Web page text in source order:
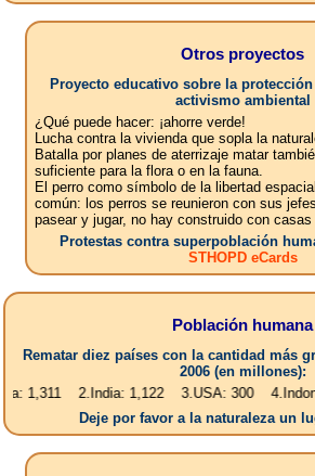
Otros proyectos
Proyecto educativo sobre la protección
activismo ambiental
¿Qué puede hacer: ¡ahorre verde!
Lucha contra la vivienda que sopla la
Batalla por planes de aterrizaje matar
suficiente para la flora o en la fauna.
El perro como símbolo de la libertad
común: los perros se reunieron con sus
pasear y jugar, no hay construido con
Protestas contra superpoblación
STHOPD eCards
Población humana
Rematar diez países con la cantidad más
2006 (en millones):
2.India: 1,122 3.USA: 300 4.Indonesia:
Deje por favor a la naturaleza un